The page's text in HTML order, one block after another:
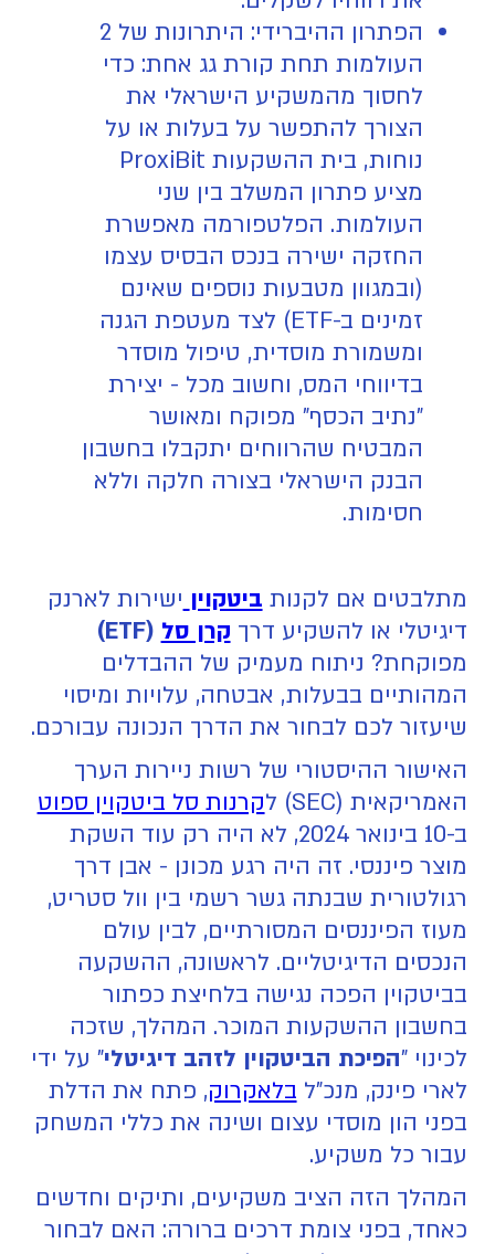
הפתרון ההיברידי: היתרונות של 2
העולמות תחת קורת גג אחת: כדי
לחסוך מהמשקיע הישראלי את
הצורך להתפשר על בעלות או על
נוחות, בית ההשקעות ProxiBit
מציע פתרון המשלב בין שני
העולמות. הפלטפורמה מאפשרת
החזקה ישירה בנכס הבסיס עצמו
(ובמגוון מטבעות נוספים שאינם
זמינים ב-ETF) לצד מעטפת הגנה
ומשמורת מוסדית, טיפול מוסדר
בדיווחי המס, וחשוב מכל - יצירת
"נתיב הכסף" מפוקח ומאושר
המבטיח שהרווחים יתקבלו בחשבון
הבנק הישראלי בצורה חלקה וללא
חסימות.
מתלבטים אם לקנות ביטקוין ישירות לארנק
דיגיטלי או להשקיע דרך קרן סל (ETF)
מפוקחת? ניתוח מעמיק של ההבדלים
המהותיים בבעלות, אבטחה, עלויות ומיסוי
שיעזור לכם לבחור את הדרך הנכונה עבורכם.
האישור ההיסטורי של רשות ניירות הערך
האמריקאית (SEC) ל
קרנות סל ביטקוין ספוט
ב-10 בינואר 2024, לא היה רק עוד השקת
מוצר פיננסי. זה היה רגע מכונן - אבן דרך
רגולטורית שבנתה גשר רשמי בין וול סטריט,
מעוז הפיננסים המסורתיים, לבין עולם
הנכסים הדיגיטליים. לראשונה, ההשקעה
בביטקוין הפכה נגישה בלחיצת כפתור
בחשבון ההשקעות המוכר. המהלך, שזכה
לכינוי "הפיכת הביטקוין לזהב דיגיטלי" על ידי
לארי פינק, מנכ"ל בלאקרוק, פתח את הדלת
בפני הון מוסדי עצום ושינה את כללי המשחק
עבור כל משקיע.
המהלך הזה הציב משקיעים, ותיקים וחדשים
כאחד, בפני צומת דרכים ברורה: האם לבחור